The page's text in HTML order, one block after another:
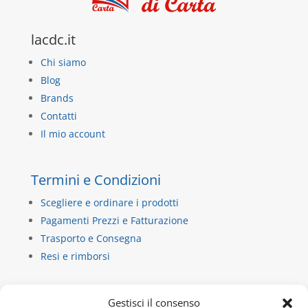
Gestisci il consenso
lacdc.it
Chi siamo
Blog
Brands
Contatti
Il mio account
Termini e Condizioni
Scegliere e ordinare i prodotti
Pagamenti Prezzi e Fatturazione
Trasporto e Consegna
Resi e rimborsi